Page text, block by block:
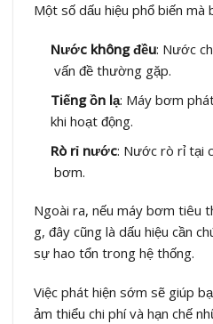
Một số dấu hiệu phổ biến mà
Nước không đều: Nước
vấn đề thường gặp.
Tiếng ồn lạ: Máy bơm
khi hoạt động.
Rò rỉ nước: Nước rò rỉ tại
bơm.
Ngoài ra, nếu máy bơm tiêu
g, đây cũng là dấu hiệu cần
sự hao tổn trong hệ thống.
Việc phát hiện sớm sẽ giúp
ảm thiểu chi phí và hạn chế